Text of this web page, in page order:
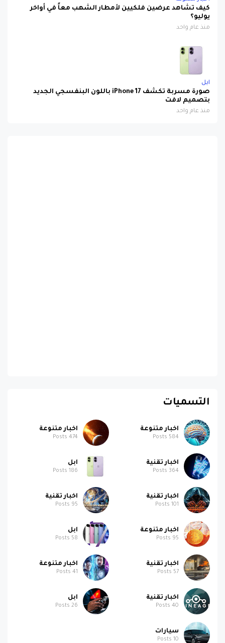
كيف تشاهد عرضين فلكيين لأمطار الشهب معاً في أواخر
يوليو؟
منذ عام واحد
ابل
صورة مسربة تكشف iPhone 17 باللون البنفسجي الجديد
بتصميم لافت
منذ عام واحد
التسميات
اخبار متنوعة
584
اخبار متنوعة
474
اخبار تقنية
364
ابل
186
اخبار تقنية
101
اخبار تقنية
95
اخبار متنوعة
95
ابل
58
اخبار تقنية
57
اخبار متنوعة
41
اخبار تقنية
40
ابل
26
سيارات
10